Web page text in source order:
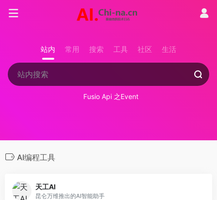
站内 常用 搜索 工具 社区 生活
Fusio Api 之Event
AI编程工具
天工AI
昆仑万维推出的AI智能助手